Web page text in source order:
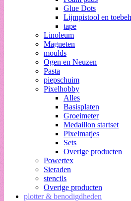
Glue Dots
Lijmpistool en
tape
Linoleum
Magneten
moulds
Ogen en Neuzen
Pasta
piepschuim
Pixelhobby
Alles
Basisplaten
Groeimeter
Medaillon startset
Pixelmatjes
Sets
Overige producten
Powertex
Sieraden
stencils
Overige producten
plotter & benodigdheden